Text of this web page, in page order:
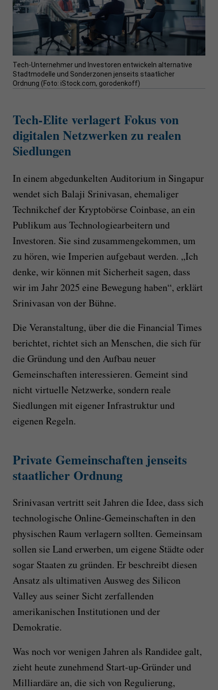
Tech-Unternehmer und Investoren entwickeln alternative
Stadtmodelle und Sonderzonen jenseits staatlicher
Ordnung (Foto: iStock.com, gorodenkoff)
Tech-Elite verlagert Fokus von
digitalen Netzwerken zu realen
Siedlungen
In einem abgedunkelten Auditorium in Singapur
wendet sich Balaji Srinivasan, ehemaliger
Technikchef der Kryptobörse Coinbase, an ein
Publikum aus Technologiearbeitern und
Investoren. Sie sind zusammengekommen, um
zu hören, wie Imperien aufgebaut werden. „Ich
denke, wir können mit Sicherheit sagen, dass
wir im Jahr 2025 eine Bewegung haben“, erklärt
Srinivasan von der Bühne.
Die Veranstaltung, über die die Financial Times
berichtet, richtet sich an Menschen, die sich für
die Gründung und den Aufbau neuer
Gemeinschaften interessieren. Gemeint sind
nicht virtuelle Netzwerke, sondern reale
Siedlungen mit eigener Infrastruktur und
eigenen Regeln.
Private Gemeinschaften jenseits
staatlicher Ordnung
Srinivasan vertritt seit Jahren die Idee, dass sich
technologische Online-Gemeinschaften in den
physischen Raum verlagern sollten. Gemeinsam
sollen sie Land erwerben, um eigene Städte oder
sogar Staaten zu gründen. Er beschreibt diesen
Ansatz als ultimativen Ausweg des Silicon
Valley aus seiner Sicht zerfallenden
amerikanischen Institutionen und der
Demokratie.
Was noch vor wenigen Jahren als Randidee galt,
zieht heute zunehmend Start-up-Gründer und
Milliardäre an, die sich von Regulierung,